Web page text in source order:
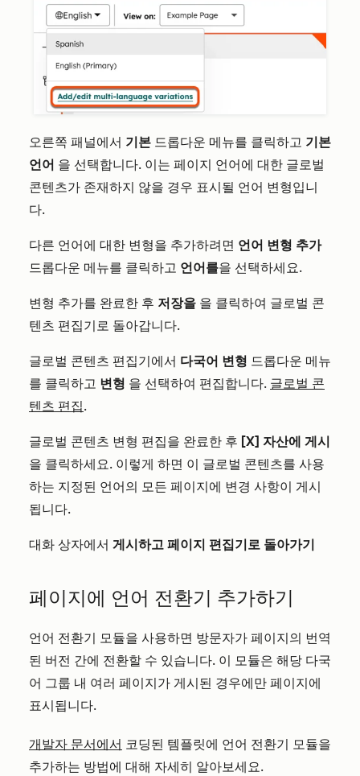
오른쪽 패널에서 기본 드롭다운 메뉴를 클릭하고 기본
언어 을 선택합니다. 이는 페이지 언어에 대한 글로벌
콘텐츠가 존재하지 않을 경우 표시될 언어 변형입니
다.
다른 언어에 대한 변형을 추가하려면 언어 변형 추가
드롭다운 메뉴를 클릭하고 언어를을 선택하세요.
변형 추가를 완료한 후 저장을 을 클릭하여 글로벌 콘
텐츠 편집기로 돌아갑니다.
글로벌 콘텐츠 편집기에서 다국어 변형 드롭다운 메뉴
를 클릭하고 변형 을 선택하여 편집합니다. 글로벌 콘
텐츠 편집.
글로벌 콘텐츠 변형 편집을 완료한 후 [X] 자산에 게시
을 클릭하세요. 이렇게 하면 이 글로벌 콘텐츠를 사용
하는 지정된 언어의 모든 페이지에 변경 사항이 게시
됩니다.
대화 상자에서 게시하고 페이지 편집기로 돌아가기
페이지에 언어 전환기 추가하기
언어 전환기 모듈을 사용하면 방문자가 페이지의 번역
된 버전 간에 전환할 수 있습니다. 이 모듈은 해당 다국
어 그룹 내 여러 페이지가 게시된 경우에만 페이지에
표시됩니다.
개발자 문서에서 코딩된 템플릿에 언어 전환기 모듈을
추가하는 방법에 대해 자세히 알아보세요.